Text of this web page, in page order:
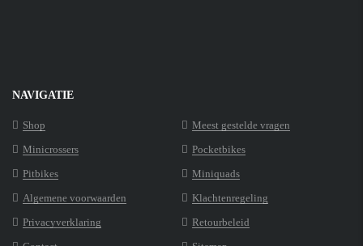
NAVIGATIE
Shop
Meest gestelde vragen
Minicrossers
Pocketbikes
Pitbikes
Miniquads
Algemene voorwaarden
Klachtenregeling
Privacyverklaring
Retourbeleid